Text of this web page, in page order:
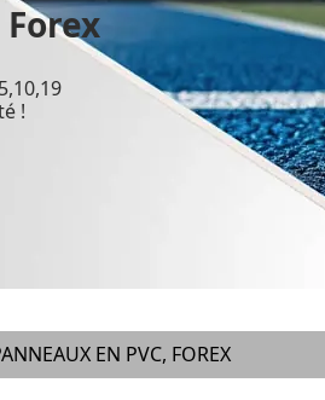
!
EN PVC, FOREX